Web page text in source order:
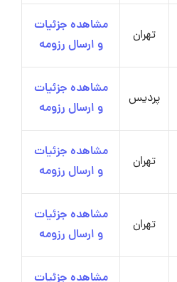
تهران
مشاهده جزئیات
و ارسال رزومه
پردیس
مشاهده جزئیات
و ارسال رزومه
تهران
مشاهده جزئیات
و ارسال رزومه
تهران
مشاهده جزئیات
و ارسال رزومه
مشاهده جزئیات